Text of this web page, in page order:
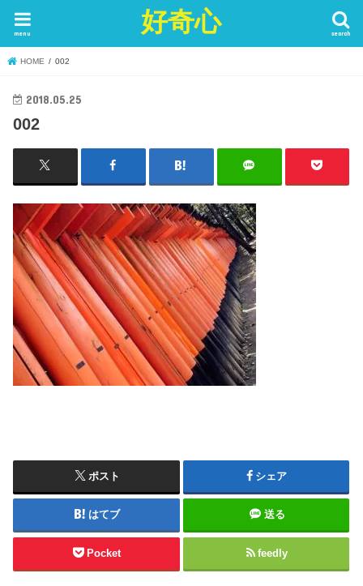
好奇心 search
menu
HOME 002
2018.05.25
002
ポスト シェア
はてブ 送る
Pocket feedly